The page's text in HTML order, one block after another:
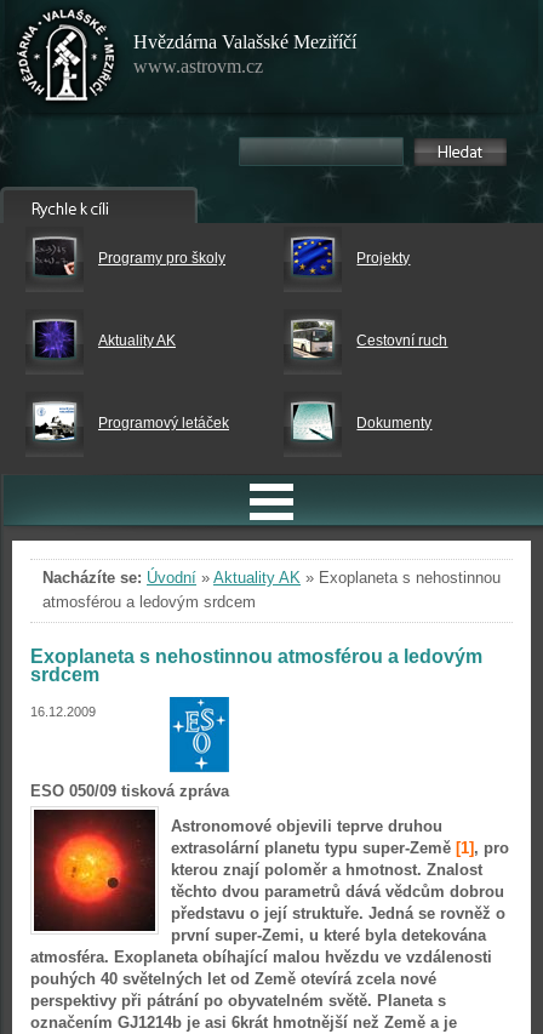
Hvězdárna Valašské Meziříčí
www.astrovm.cz
Programy pro školy Projekty
Aktuality AK Cestovní ruch
Programový letáček Dokumenty
Nacházíte se: Úvodní » Aktuality AK » Exoplaneta s nehostinnou
atmosférou a ledovým srdcem
Exoplaneta s nehostinnou atmosférou a ledovým
srdcem
16.12.2009
ESO 050/09 tisková zpráva
Astronomové objevili teprve druhou
extrasolární planetu typu super-Země [1] , pro
kterou znají poloměr a hmotnost. Znalost
těchto dvou parametrů dává vědcům dobrou
představu o její struktuře. Jedná se rovněž o
první super-Zemi, u které byla detekována
atmosféra. Exoplaneta obíhající malou hvězdu ve vzdálenosti
pouhých 40 světelných let od Země otevírá zcela nové
perspektivy při pátrání po obyvatelném světě. Planeta s
označením GJ1214b je asi 6krát hmotnější než Země a je